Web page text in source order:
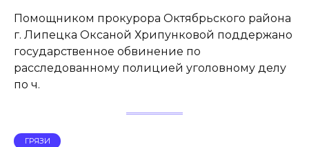
Помощником прокурора Октябрьского района
г. Липецка Оксаной Хрипунковой поддержано
государственное обвинение по
расследованному полицией уголовному делу
по ч.
ГРЯЗИ